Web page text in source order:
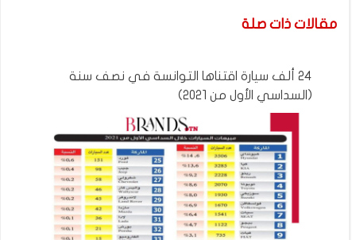
مقالات ذات صلة
24 ألف سيارة اقتناها التوانسة في نصف سنة
(السداسي الأول من 2021)